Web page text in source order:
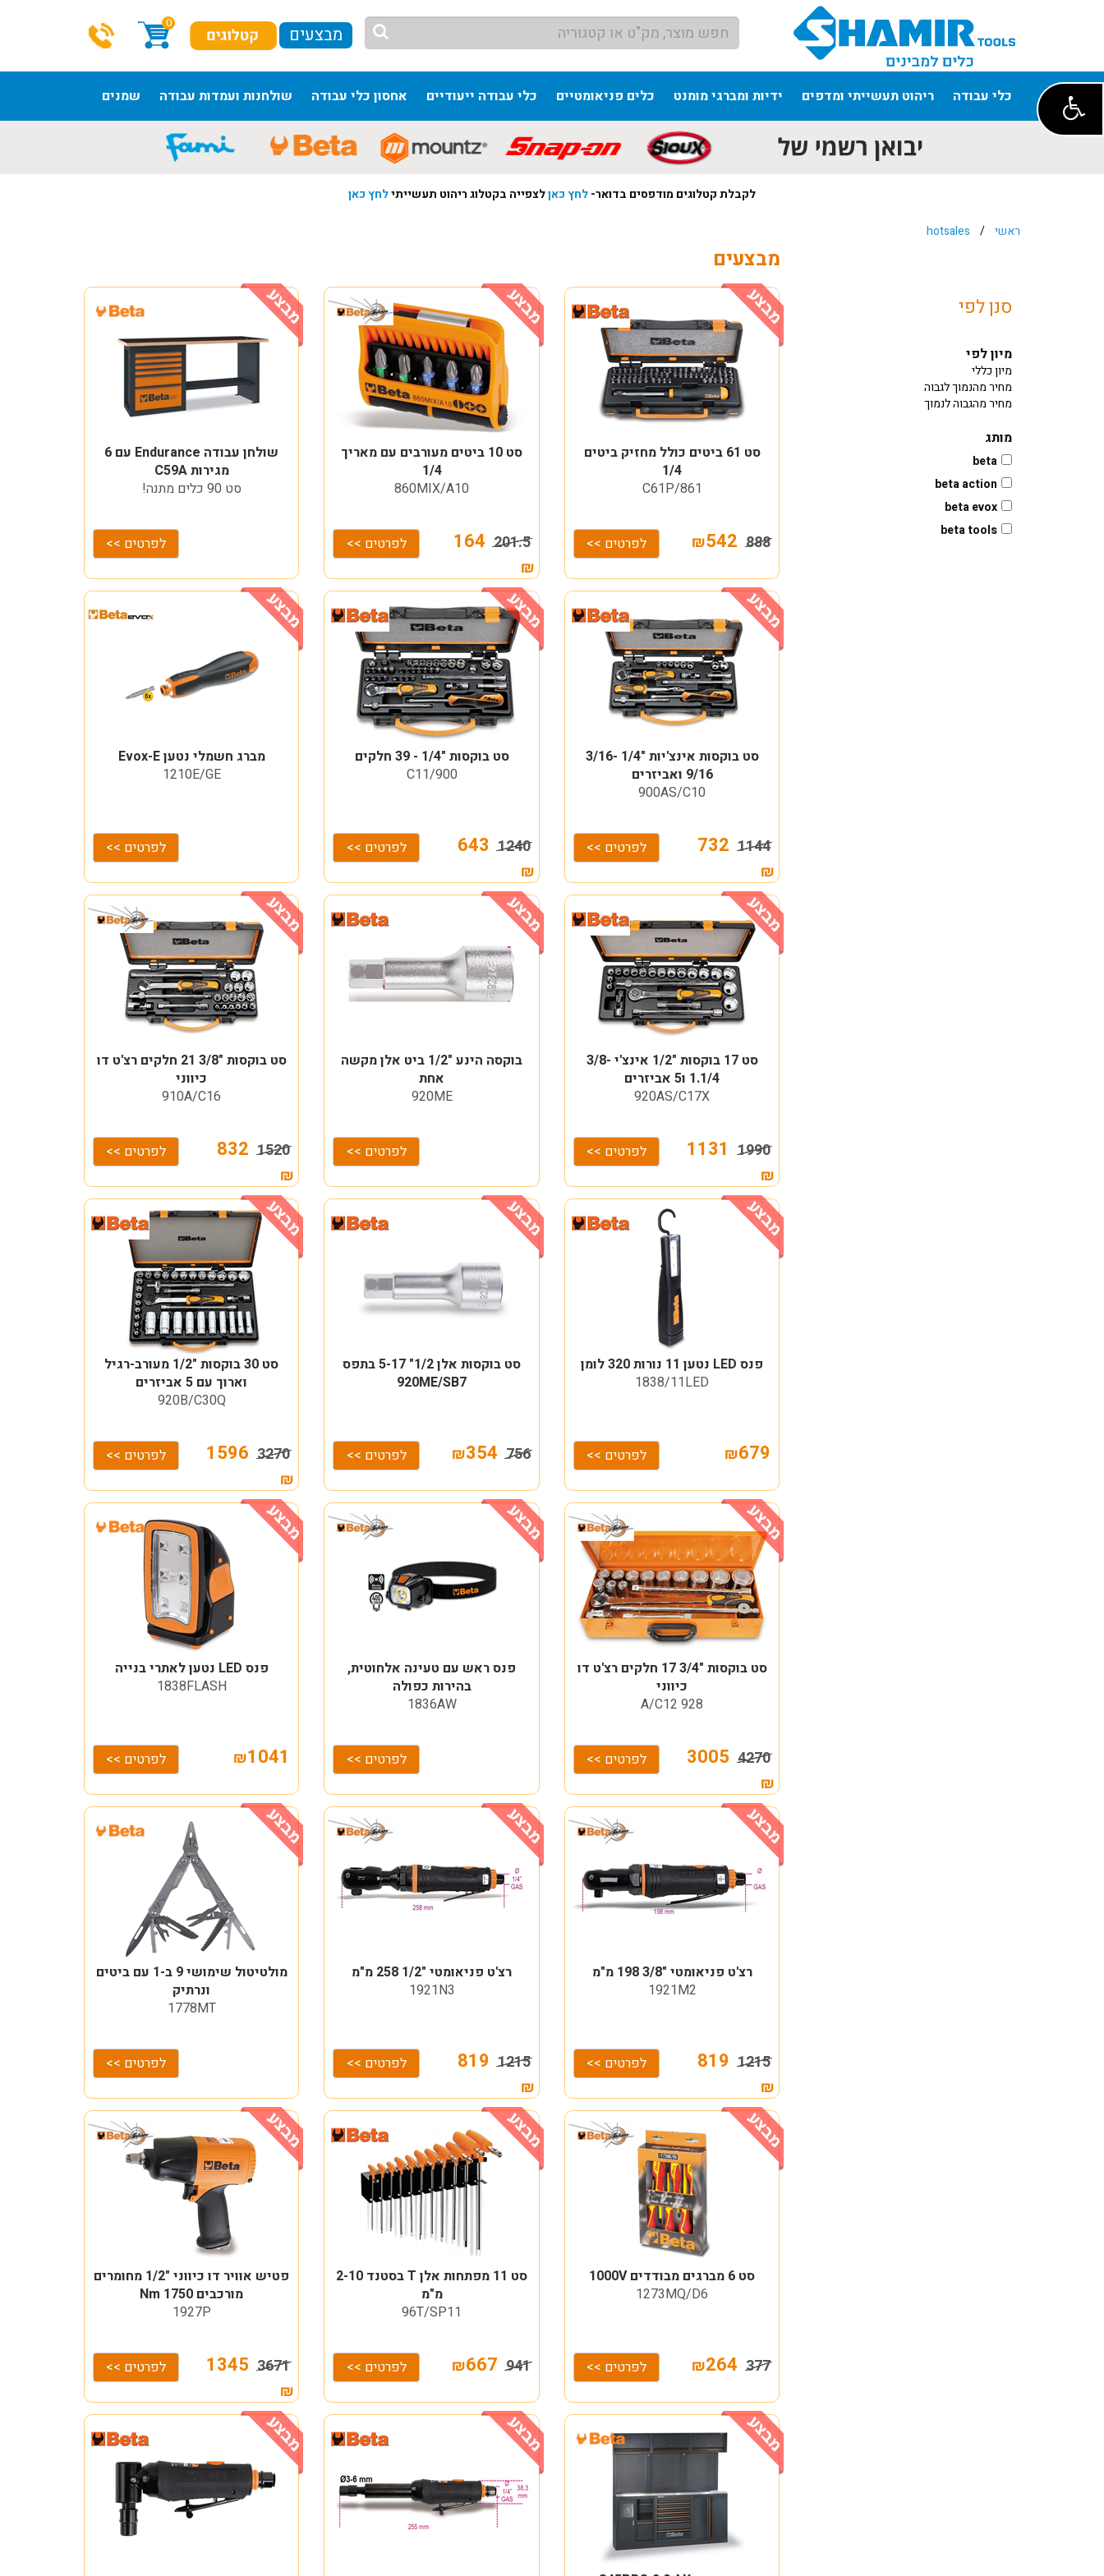
0
מבצעים
כלי עבודה ריהוט תעשייתי ומדפים ידיות ומברגי מומנט כלים פניאומטיים כלי עבודה ייעודיים אחסון כלי עבודה שולחנות ועמדות עבודה שמנים
לקבלת קטלוגים מודפסים בדואר-לחץ כאןלצפייה בקטלוג ריהוט תעשייתילחץ כאן
ראשי /
hotsales
מבצעים
שולחן עבודה Endurance עם 6
מגירות C59A
סט 90 כלים מתנה!
לפרטים >>
סט 10 ביטים מעורבים עם מאריך
1/4
860MIX/A10
לפרטים >> 201.5
164
₪
סט 61 ביטים כולל מחזיק ביטים
1/4
861/C61P
לפרטים >> 888
542
₪
מברג חשמלי נטען Evox-E
1210E/GE
לפרטים >>
סט בוקסות "1/4 - 39 חלקים
900/C11
לפרטים >> 1240
643
₪
סט בוקסות אינצ'יות "1/4 3/16-
9/16 ואביזרים
900AS/C10
לפרטים >> 1144
732
₪
סט בוקסות "3/8 21 חלקים רצ'ט דו
כיווני
910A/C16
לפרטים >> 1520
832
₪
בוקסה הינע "1/2 ביט אלן מקשה
אחת
920ME
לפרטים >>
סט 17 בוקסות "1/2 אינצ'י 3/8-
1.1/4 ו5 אביזרים
920AS/C17X
לפרטים >> 1990
1131
₪
סט 30 בוקסות "1/2 מעורב-רגיל
וארוך עם 5 אביזרים
920B/C30Q
לפרטים >> 3270
1596
₪
סט בוקסות אלן 1/2" 5-17 בתפס
920ME/SB7
לפרטים >> 756
354
₪
פנס LED נטען 11 נורות 320 לומן
1838/11LED
לפרטים >> 679
₪
פנס LED נטען לאתרי בנייה
1838FLASH
לפרטים >> 1041
₪
פנס ראש עם טעינה אלחוטית,
בהירות כפולה
1836AW
לפרטים >>
סט בוקסות "3/4 17 חלקים רצ'ט דו
כיווני
928 A/C12
לפרטים >> 4270
3005
₪
מולטיטול שימושי 9 ב-1 עם ביטים
ונרתיק
1778MT
לפרטים >>
רצ'ט פניאומטי "1/2 258 מ"מ
1921N3
לפרטים >> 1215
819
₪
רצ'ט פניאומטי "3/8 198 מ"מ
1921M2
לפרטים >> 1215
819
₪
פטיש אוויר דו כיווני "1/2 מחומרים
מורכבים 1750 Nm
1927P
לפרטים >> 3671
1345
₪
סט 11 מפתחות אלן T בסטנד 2-10
מ"מ
96T/SP11
לפרטים >> 941
667
₪
סט 6 מברגים מבודדים 1000V
1273MQ/D6
לפרטים >> 377
264
₪
סנן לפי
מיון לפי
מיון כללי
מחיר מהנמוך לגבוה
מחיר מהגבוה לנמוך
מותג
beta
beta action
beta evox
beta tools